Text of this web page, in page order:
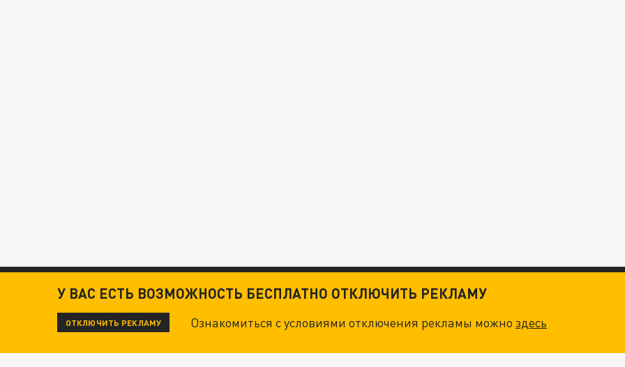
У ВАС ЕСТЬ ВОЗМОЖНОСТЬ БЕСПЛАТНО ОТКЛЮЧИТЬ РЕКЛАМУ
ОТКЛЮЧИТЬ РЕКЛАМУ Ознакомиться с условиями отключения рекламы можноздесь